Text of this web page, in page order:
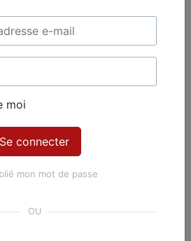
Premium
à tout le contenu
en illimité pour 99 €
par an
Je m'abonne
moi
mon mot de passe